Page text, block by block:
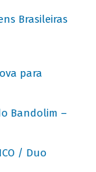
Brasileiras
para
Bandolim –
/ Duo